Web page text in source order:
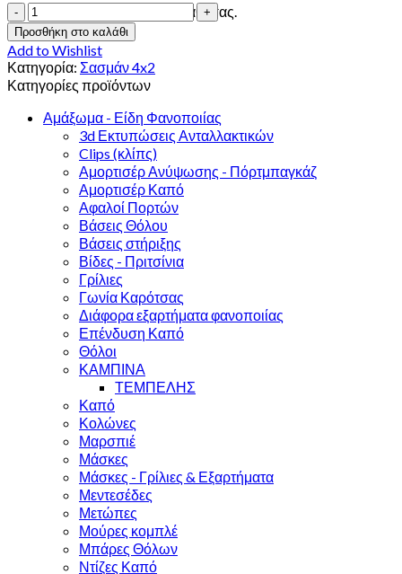
Κανένα προϊόν στο καλάθι σας.
FIAT
SEDICI
-
SUZUKI
SX4
09'
1.6
TD
ποσότητα
Προσθήκη στο καλάθι
Add to Wishlist
Κατηγορία: Σασμάν 4x2
Κατηγορίες προϊόντων
Αμάξωμα - Είδη Φανοποιίας
3d Εκτυπώσεις Ανταλλακτικών
Clips (κλίπς)
Αμορτισέρ Ανύψωσης - Πόρτμπαγκάζ
Αμορτισέρ Καπό
Αφαλοί Πορτών
Βάσεις Θόλου
Βάσεις στήριξης
Βίδες - Πριτσίνια
Γρίλιες
Γωνία Καρότσας
Διάφορα εξαρτήματα φανοποιίας
Επένδυση Καπό
Θόλοι
ΚΑΜΠΙΝΑ
ΤΕΜΠΕΛΗΣ
Καπό
Κολώνες
Μαρσπιέ
Μάσκες
Μάσκες - Γρίλιες & Εξαρτήματα
Μεντεσέδες
Μετώπες
Μούρες κομπλέ
Μπάρες Θόλων
Ντίζες Καπό